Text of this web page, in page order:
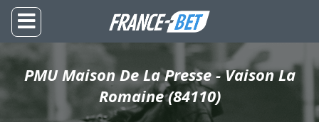
PMU Maison De La Presse - Vaison La
Romaine (84110)